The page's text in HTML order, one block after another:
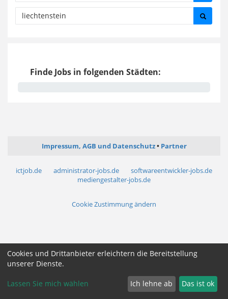
Finde Jobs in folgenden Städten:
Impressum, AGB und Datenschutz Partner
ictjob.de administrator-jobs.de
softwareentwickler-jobs.de
mediengestalter-jobs.de
Cookie Zustimmung ändern
Cookies und Drittanbieter erleichtern die Bereitstellung
unserer Dienste.
Lassen Sie mich wählen Ich lehne ab Das ist ok